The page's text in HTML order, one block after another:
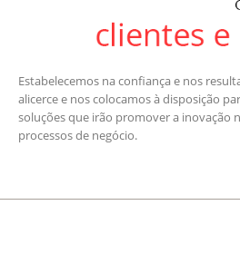
Estabelecemos na confiança e nos
alicerce e nos colocamos à disposição
soluções que irão promover a inovação
processos de negócio.